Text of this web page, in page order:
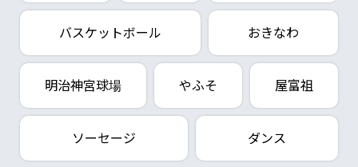
バスケットボール おきなわ
明治神宮球場 やふそ 屋富祖
ソーセージ ダンス